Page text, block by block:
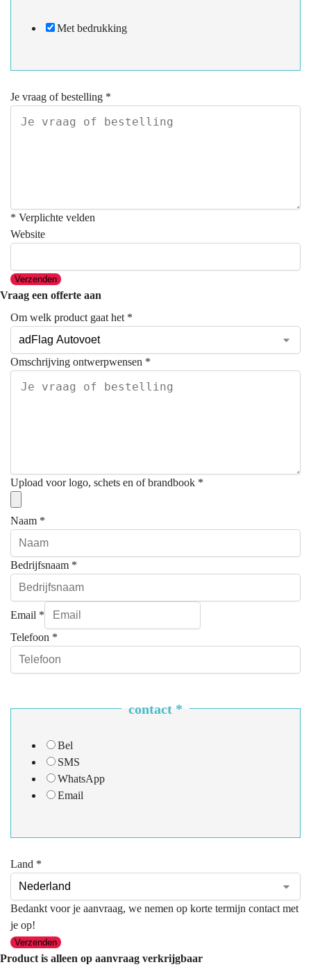
Met bedrukking
Je vraag of bestelling *
* Verplichte velden
Website
Verzenden
Vraag een offerte aan
Om welk product gaat het *
Omschrijving ontwerpwensen *
Upload voor logo, schets en of brandbook *
Naam *
Bedrijfsnaam *
Email *
Telefoon *
contact *
Bel
SMS
WhatsApp
Email
Land *
Bedankt voor je aanvraag, we nemen op korte termijn contact met
je op!
Verzenden
Product is alleen op aanvraag verkrijgbaar